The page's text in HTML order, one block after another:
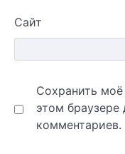
Сайт
Сохранить
этом
комментариев.